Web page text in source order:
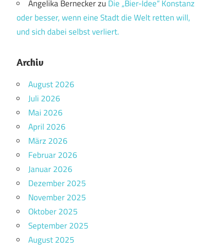
Angelika Berneckerzu Die „Bier-Idee“ Konstanz
oder besser, wenn eine Stadt die Welt retten will,
und sich dabei selbst verliert.
Archiv
August 2026
Juli 2026
Mai 2026
April 2026
März 2026
Februar 2026
Januar 2026
Dezember 2025
November 2025
Oktober 2025
September 2025
August 2025